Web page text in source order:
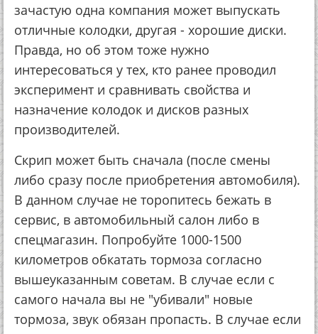
зачастую одна компания может выпускать
отличные колодки, другая - хорошие диски.
Правда, но об этом тоже нужно
интересоваться у тех, кто ранее проводил
эксперимент и сравнивать свойства и
назначение колодок и дисков разных
производителей.
Скрип может быть сначала (после смены
либо сразу после приобретения автомобиля).
В данном случае не торопитесь бежать в
сервис, в автомобильный салон либо в
спецмагазин. Попробуйте 1000-1500
километров обкатать тормоза согласно
вышеуказанным советам. В случае если с
самого начала вы не "убивали" новые
тормоза, звук обязан пропасть. В случае если